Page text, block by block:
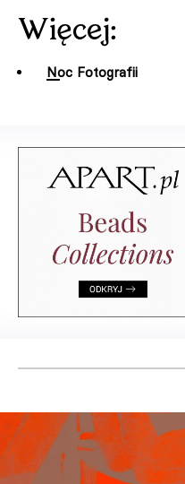
Więcej:
Noc Fotografii